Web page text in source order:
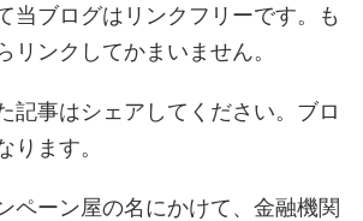
当ブログはリンクフリーです。も
リンクしてかまいません。
記事はシェアしてください。ブロ
ります。
ペーン屋の名にかけて、金融機関